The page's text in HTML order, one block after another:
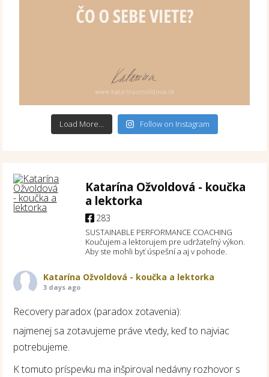
Load More... Follow on Instagram
Katarína Ožvoldová - koučka
a lektorka
283
SUSTAINABLE PERFORMANCE COACHING
Koučujem a lektorujem pre udržateľný výkon.
Aby ste mohli byť úspešní a aj v pohode.
Katarína Ožvoldová - koučka a lektorka
3 days ago
Recovery paradox (paradox zotavenia):
najmenej sa zotavujeme práve vtedy, keď to najviac
potrebujeme.
K tomuto príspevku ma inšpiroval nedávny rozhovor s